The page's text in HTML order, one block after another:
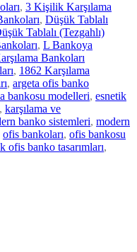
, 3 Kişilik Karşılama
, Düşük Tablalı
Tablalı (Tezgahlı)
, L Bankoya
Bankoları
, 1862 Karşılama
, argeta ofis banko
bankosu modelleri, esnetik
, karşılama ve
banko sistemleri, modern
ofis bankoları, ofis bankosu
ofis banko tasarımları,